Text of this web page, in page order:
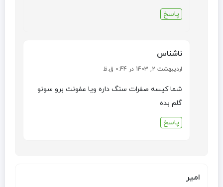
پاسخ
ناشناس
اردیبهشت 2, 1403 در 0:44 ق.ظ
شما کیسه صفرات سنگ داره ویا عفونت برو سونو
گلم بده
پاسخ
امیر